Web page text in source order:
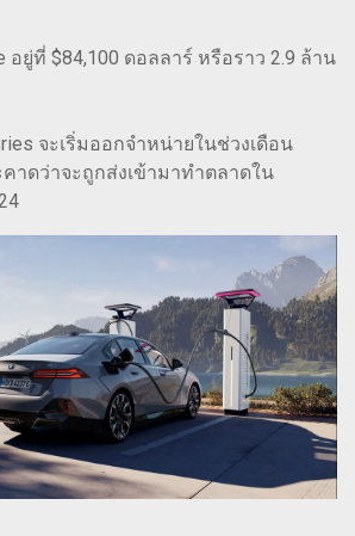
อยู่ที่ $84,100 ดอลลาร์ หรือราว 2.9 ล้าน
จะเริ่มออกจำหน่ายในช่วงเดือน
าดว่าจะถูกส่งเข้ามาทำตลาดใน